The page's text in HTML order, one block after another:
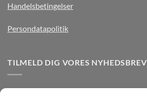
Handelsbetingelser
Persondatapolitik
TILMELD DIG VORES NYHEDSBREV